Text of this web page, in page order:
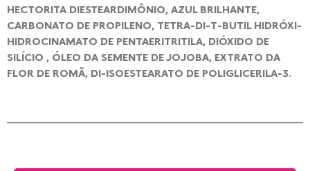
HECTORITA DIESTEARDIMÔNIO, AZUL BRILHANTE,
CARBONATO DE PROPILENO, TETRA-DI-T-BUTIL HIDRÓXI-
HIDROCINAMATO DE PENTAERITRITILA, DIÓXIDO DE
SILÍCIO , ÓLEO DA SEMENTE DE JOJOBA, EXTRATO DA
FLOR DE ROMÃ, DI-ISOESTEARATO DE POLIGLICERILA-3.